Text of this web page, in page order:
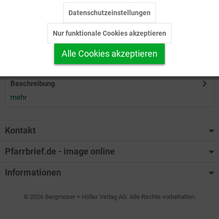
Herunterladen
Auf Ihren Merkzettel setzen
Beschreibung
mehr
Kontakt
Pfarrbrief.de - image online
Informationen
© 2026 Bergmoser + Höller Verlag AG. Alle Rechte vorbehalten.
Personalisierung Inaktiv
Service
Datenschutzeinstellungen
Nur funktionale Cookies akzeptieren
Alle Cookies akzeptieren